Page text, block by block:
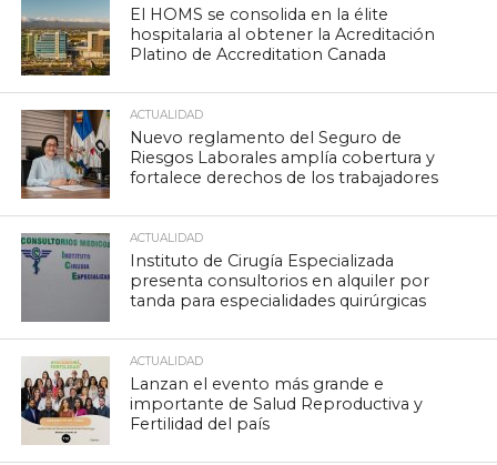
El HOMS se consolida en la élite
hospitalaria al obtener la Acreditación
Platino de Accreditation Canada
ACTUALIDAD
Nuevo reglamento del Seguro de
Riesgos Laborales amplía cobertura y
fortalece derechos de los trabajadores
ACTUALIDAD
Instituto de Cirugía Especializada
presenta consultorios en alquiler por
tanda para especialidades quirúrgicas
ACTUALIDAD
Lanzan el evento más grande e
importante de Salud Reproductiva y
Fertilidad del país